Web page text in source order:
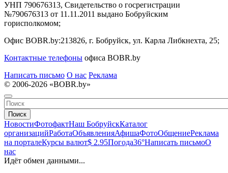
УНП 790676313, Свидетельство о госрегистрации
№790676313 от 11.11.2011 выдано Бобруйским
горисполкомом;
Офис BOBR.by:213826, г. Бобруйск, ул. Карла Либкнехта, 25;
Контактные телефоны офиса BOBR.by
Написать письмо О нас Реклама
© 2006-2026 «BOBR.by»
Поиск
НовостиФотофактНаш БобруйскКаталог
организацийРаботаОбъявленияАфишаФотоОбщениеРеклама
на порталеКурсы валют$ 2.95Погода36°Написать письмоО
нас
Идёт обмен данными...